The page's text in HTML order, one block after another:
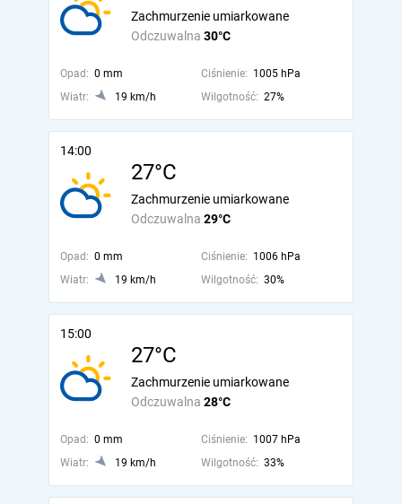
Odczuwalna 30°C
Zachmurzenie umiarkowane
Opad: 0 mm Ciśnienie: 1005 hPa
Wiatr:
19 km/h Wilgotność: 27%
14:00
27°C
Odczuwalna 29°C
Zachmurzenie umiarkowane
Opad: 0 mm Ciśnienie: 1006 hPa
Wiatr:
19 km/h Wilgotność: 30%
15:00
27°C
Odczuwalna 28°C
Zachmurzenie umiarkowane
Opad: 0 mm Ciśnienie: 1007 hPa
Wiatr:
19 km/h Wilgotność: 33%